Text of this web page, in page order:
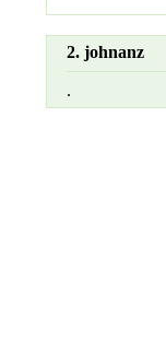
2. johnanz
.